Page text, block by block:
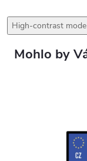
High-contrast mode